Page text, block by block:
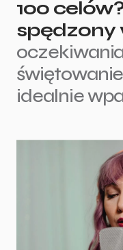
100
spędzony
idealnie